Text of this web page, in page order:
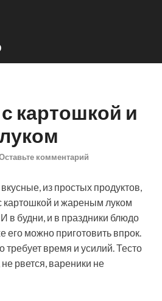
картошкой и
комментарий
из простых продуктов,
картошкой и жареным луком
в будни, и в праздники блюдо
его можно приготовить впрок.
время и усилий. Тесто
рвется, вареники не